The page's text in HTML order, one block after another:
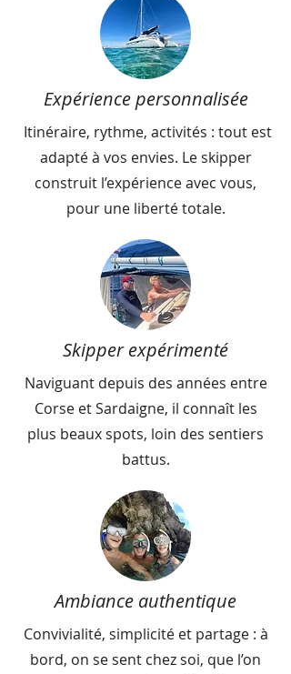
Expérience personnalisée
Itinéraire, rythme, activités : tout est
adapté à vos envies. Le skipper
construit l’expérience avec vous,
pour une liberté totale.
Skipper expérimenté
Naviguant depuis des années entre
Corse et Sardaigne, il connaît les
plus beaux spots, loin des sentiers
battus.
Ambiance authentique
Convivialité, simplicité et partage : à
bord, on se sent chez soi, que l’on